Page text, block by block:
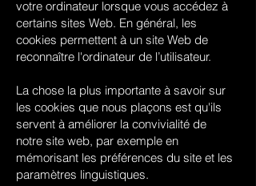
votre ordinateur lorsque vous accédez à
certains sites Web. En général, les
cookies permettent à un site Web de
reconnaître l'ordinateur de l’utilisateur.
La chose la plus importante à savoir sur
les cookies que nous plaçons est qu'ils
servent à améliorer la convivialité de
notre site web, par exemple en
mémorisant les préférences du site et les
paramètres linguistiques.